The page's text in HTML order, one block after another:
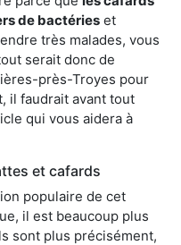
de bactéries et
très malades, vous
serait donc de
près-Troyes pour
il faudrait avant tout
qui vous aidera à
et cafards
populaire de cet
il est beaucoup plus
sont plus précisément,